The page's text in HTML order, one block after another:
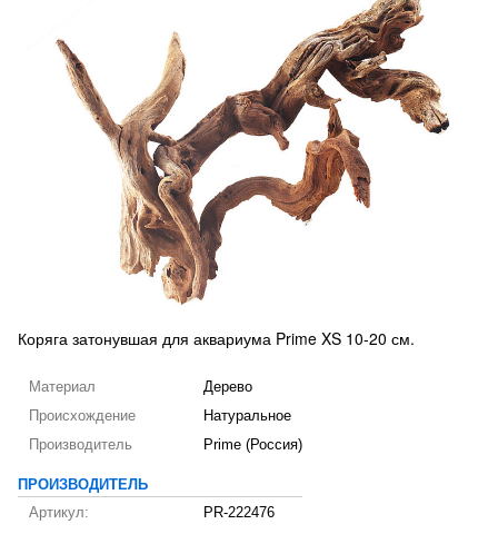
Коряга затонувшая для аквариума Prime XS 10-20 см.
Материал
Дерево
Происхождение
Натуральное
Производитель
Prime (Россия)
ПРОИЗВОДИТЕЛЬ
Артикул:
PR-222476